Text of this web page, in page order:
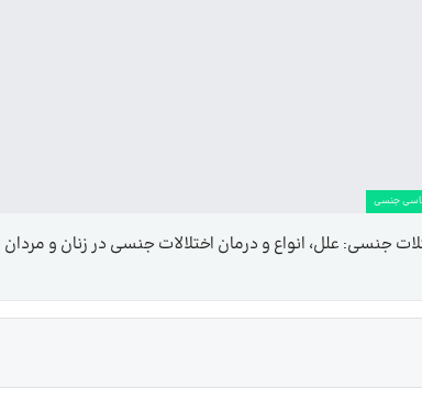
جنسی
جنسی: علل، انواع و درمان اختلالات جنسی در زنان و مردان